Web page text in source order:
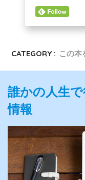
CATEGORY : この本
誰かの人生
情報